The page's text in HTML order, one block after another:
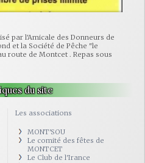
par l'Amicale des Donneurs de
et la Société de Pêche "le
route de Montcet . Repas sous
du site
Les associations
MONT'SOU
Le comité des fêtes de
MONTCET
Le Club de l'Irance